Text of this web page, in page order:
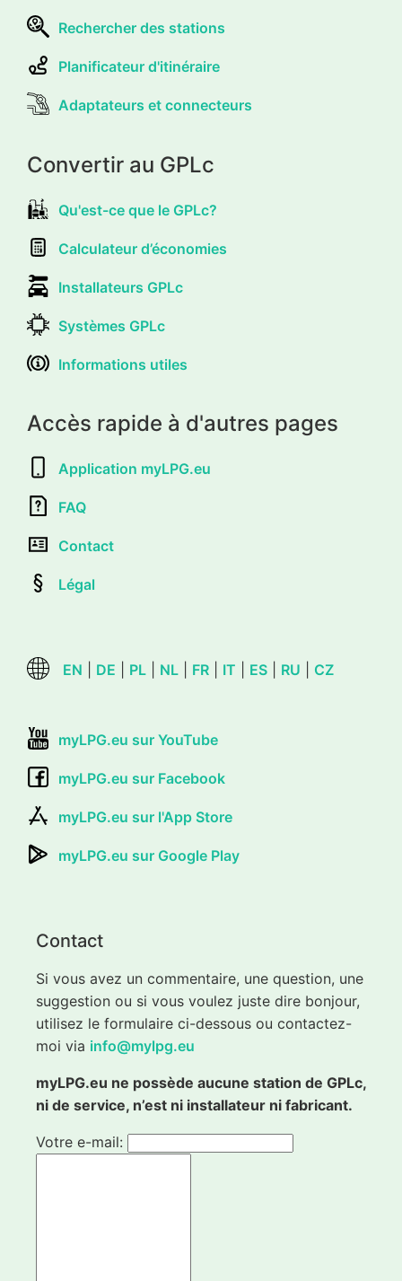
Rechercher des stations
Planificateur d'itinéraire
Adaptateurs et connecteurs
Convertir au GPLc
Qu'est-ce que le GPLc?
Calculateur d’économies
Installateurs GPLc
Systèmes GPLc
Informations utiles
Accès rapide à d'autres pages
Application myLPG.eu
FAQ
Contact
Légal
EN DE PL NL FR IT ES RU CZ
myLPG.eu sur YouTube
myLPG.eu sur Facebook
myLPG.eu sur l'App Store
myLPG.eu sur Google Play
Contact
Si vous avez un commentaire, une question, une
suggestion ou si vous voulez juste dire bonjour,
utilisez le formulaire ci-dessous ou contactez-
moi via info@mylpg.eu
myLPG.eu ne possède aucune station de GPLc,
ni de service, n’est ni installateur ni fabricant.
Votre e-mail: